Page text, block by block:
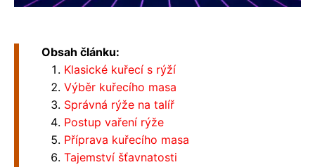
Obsah článku:
Klasické kuřecí s rýží
Výběr kuřecího masa
Správná rýže na talíř
Postup vaření rýže
Příprava kuřecího masa
Tajemství šťavnatosti